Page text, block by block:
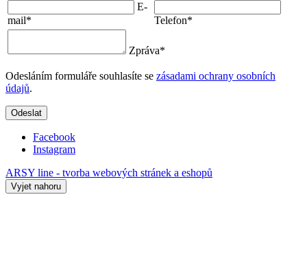
E-
mail* Telefon*
Zpráva*
Odesláním formuláře souhlasíte se zásadami ochrany osobních
údajů.
Odeslat
Facebook
Instagram
ARSY line - tvorba webových stránek a eshopů
Vyjet nahoru